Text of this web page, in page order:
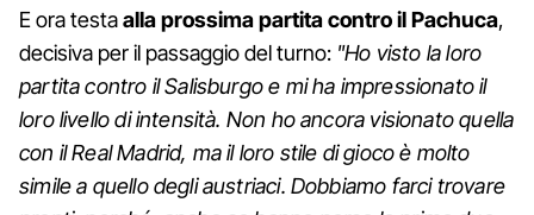
E ora testaalla prossima partita contro il Pachuca,
decisiva per il passaggio del turno: "Ho visto la loro
partita contro il Salisburgo e mi ha impressionato il
loro livello di intensità. Non ho ancora visionato quella
con il Real Madrid, ma il loro stile di gioco è molto
simile a quello degli austriaci. Dobbiamo farci trovare